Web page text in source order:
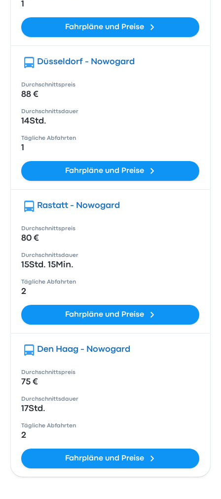
1
Fahrpläne und Preise
Düsseldorf - Nowogard
Durchschnittspreis
88 €
Durchschnittsdauer
14Std.
Tägliche Abfahrten
1
Fahrpläne und Preise
Rastatt - Nowogard
Durchschnittspreis
80 €
Durchschnittsdauer
15Std. 15Min.
Tägliche Abfahrten
2
Fahrpläne und Preise
Den Haag - Nowogard
Durchschnittspreis
75 €
Durchschnittsdauer
17Std.
Tägliche Abfahrten
2
Fahrpläne und Preise